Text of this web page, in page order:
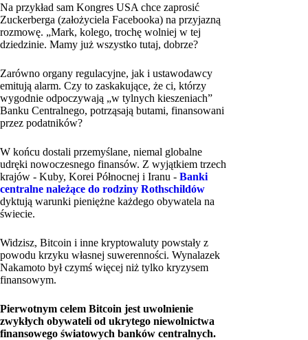
Na przykład sam Kongres USA chce zaprosić
Zuckerberga (założyciela Facebooka) na przyjazną
rozmowę. „Mark, kolego, trochę wolniej w tej
dziedzinie. Mamy już wszystko tutaj, dobrze?
Zarówno organy regulacyjne, jak i ustawodawcy
emitują alarm. Czy to zaskakujące, że ci, którzy
wygodnie odpoczywają „w tylnych kieszeniach”
Banku Centralnego, potrząsają butami, finansowani
przez podatników?
W końcu dostali przemyślane, niemal globalne
udręki nowoczesnego finansów. Z wyjątkiem trzech
krajów - Kuby, Korei Północnej i Iranu - Banki
centralne należące do rodziny Rothschildów
dyktują warunki pieniężne każdego obywatela na
świecie.
Widzisz, Bitcoin i inne kryptowaluty powstały z
powodu krzyku własnej suwerenności. Wynalazek
Nakamoto był czymś więcej niż tylko kryzysem
finansowym.
Pierwotnym celem Bitcoin jest uwolnienie
zwykłych obywateli od ukrytego niewolnictwa
finansowego światowych banków centralnych.